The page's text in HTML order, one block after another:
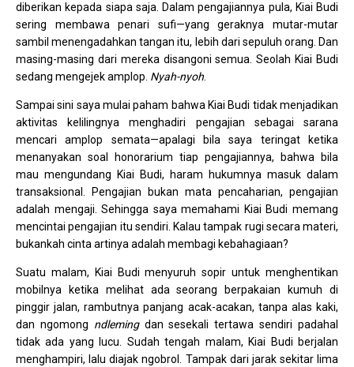
diberikan kepada siapa saja. Dalam pengajiannya pula, Kiai Budi
sering membawa penari sufi—yang geraknya mutar-mutar
sambil menengadahkan tangan itu, lebih dari sepuluh orang. Dan
masing-masing dari mereka disangoni semua. Seolah Kiai Budi
sedang mengejek amplop. Nyah-nyoh
Sampai sini saya mulai paham bahwa Kiai Budi tidak menjadikan
aktivitas kelilingnya menghadiri pengajian sebagai sarana
mencari amplop semata—apalagi bila saya teringat ketika
menanyakan soal honorarium tiap pengajiannya, bahwa bila
mau mengundang Kiai Budi, haram hukumnya masuk dalam
transaksional. Pengajian bukan mata pencaharian, pengajian
adalah mengaji. Sehingga saya memahami Kiai Budi memang
mencintai pengajian itu sendiri. Kalau tampak rugi secara materi,
bukankah cinta artinya adalah membagi kebahagiaan?
Suatu malam, Kiai Budi menyuruh sopir untuk menghentikan
mobilnya ketika melihat ada seorang berpakaian kumuh di
pinggir jalan, rambutnya panjang acak-acakan, tanpa alas kaki,
dan ngomong ndlemingdan sesekali tertawa sendiri padahal
tidak ada yang lucu. Sudah tengah malam, Kiai Budi berjalan
menghampiri, lalu diajak ngobrol. Tampak dari jarak sekitar lima